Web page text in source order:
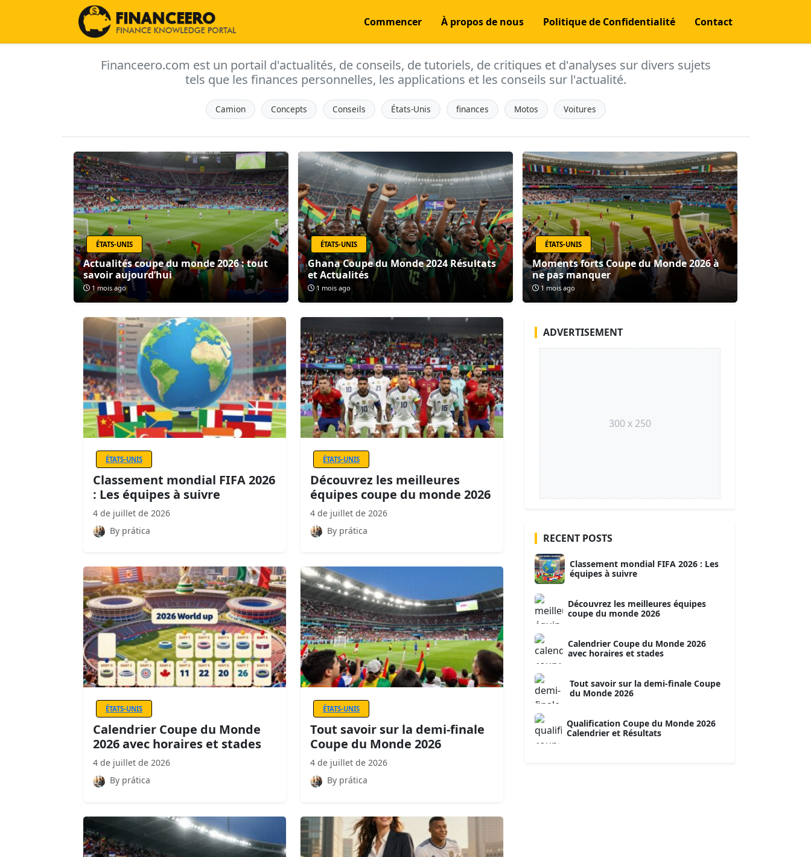
Commencer À propos de nous Politique de Confidentialité Contact
Financeero.com est un portail d'actualités, de conseils, de tutoriels, de critiques et d'analyses sur divers sujets
tels que les finances personnelles, les applications et les conseils sur l'actualité.
Camion Concepts Conseils États-Unis finances Motos Voitures
ÉTATS-UNIS
Actualités coupe du monde 2026 : tout
savoir aujourd’hui
1 mois ago
ÉTATS-UNIS
Ghana Coupe du Monde 2024 Résultats
et Actualités
1 mois ago
ÉTATS-UNIS
Moments forts Coupe du Monde 2026 à
ne pas manquer
1 mois ago
ÉTATS-UNIS
Classement mondial FIFA 2026
: Les équipes à suivre
4 de juillet de 2026
By prática
ÉTATS-UNIS
Découvrez les meilleures
équipes coupe du monde 2026
4 de juillet de 2026
By prática
ÉTATS-UNIS
Calendrier Coupe du Monde
2026 avec horaires et stades
4 de juillet de 2026
By prática
ÉTATS-UNIS
Tout savoir sur la demi-finale
Coupe du Monde 2026
4 de juillet de 2026
By prática
ADVERTISEMENT
300 x 250
RECENT POSTS
Classement mondial FIFA 2026 : Les
équipes à suivre
Découvrez les meilleures équipes
coupe du monde 2026
Calendrier Coupe du Monde 2026
avec horaires et stades
Tout savoir sur la demi-finale Coupe
du Monde 2026
Qualification Coupe du Monde 2026
Calendrier et Résultats